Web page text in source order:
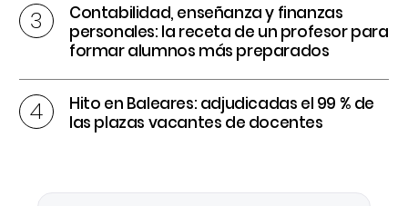
Contabilidad, enseñanza y finanzas
personales: la receta de un profesor para
formar alumnos más preparados
Hito en Baleares: adjudicadas el 99 % de
las plazas vacantes de docentes